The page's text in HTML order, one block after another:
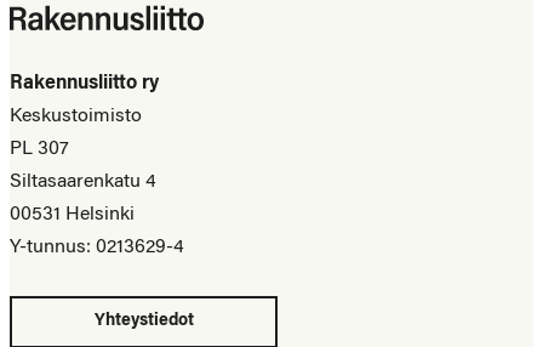
Rakennusliitto ry
Keskustoimisto
PL 307
Siltasaarenkatu 4
00531 Helsinki
Y-tunnus: 0213629-4
Yhteystiedot